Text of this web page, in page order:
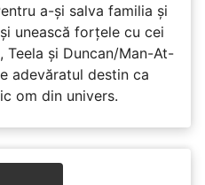
a-și salva familia și
unească forțele cu cei
și Duncan/Man-At-
adevăratul destin ca
om din univers.